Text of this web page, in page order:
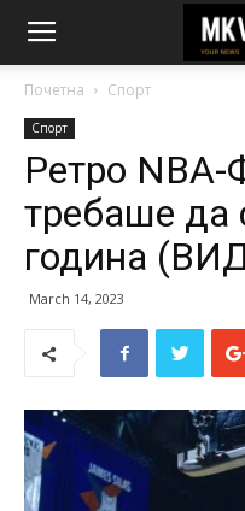
Почетна Спорт
Спорт
Ретро NBA-
требаше да
година
March 14, 2023